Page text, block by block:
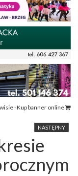
· Kup banner online
NASTĘPNY